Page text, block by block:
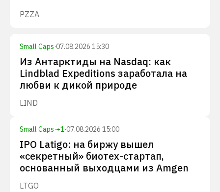
PZZA
Small Caps·07.08.2026 15:30
Из Антарктиды на Nasdaq: как
Lindblad Expeditions заработала на
любви к дикой природе
LIND
Small Caps·+1·07.08.2026 15:00
IPO Latigo: на биржу вышел
«секретный» биотех-стартап,
основанный выходцами из Amgen
LTGO